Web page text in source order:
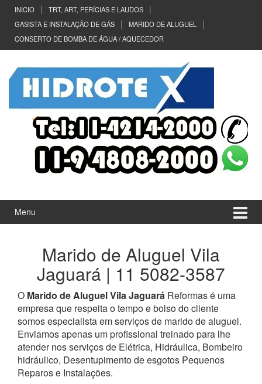
Conteúdo
Pular
menu
principal
INICIO
TRT, ART, PERÍCIAS E LAUDOS
GASISTA E INSTALAÇÃO DE GÁS
MARIDO DE ALUGUEL
CONSERTO DE BOMBA DE ÁGUA / AQUECEDOR
Menu
Marido de Aluguel Vila
Jaguará | 11 5082-3587
O Marido de Aluguel Vila Jaguará Reformas é uma
empresa que respeita o tempo e bolso do cliente
somos especialista em serviços de marido de aluguel.
Enviamos apenas um profissional treinado para lhe
atender nos serviços de Elétrica, Hidráulica, Bombeiro
hidráulico, Desentupimento de esgotos Pequenos
Reparos e Instalações.